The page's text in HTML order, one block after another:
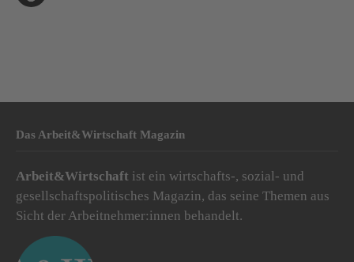
Das Arbeit&Wirtschaft Magazin
Arbeit&Wirtschaft ist ein wirtschafts-, sozial- und
gesellschaftspolitisches Magazin, das seine Themen aus
Sicht der Arbeitnehmer:innen behandelt.